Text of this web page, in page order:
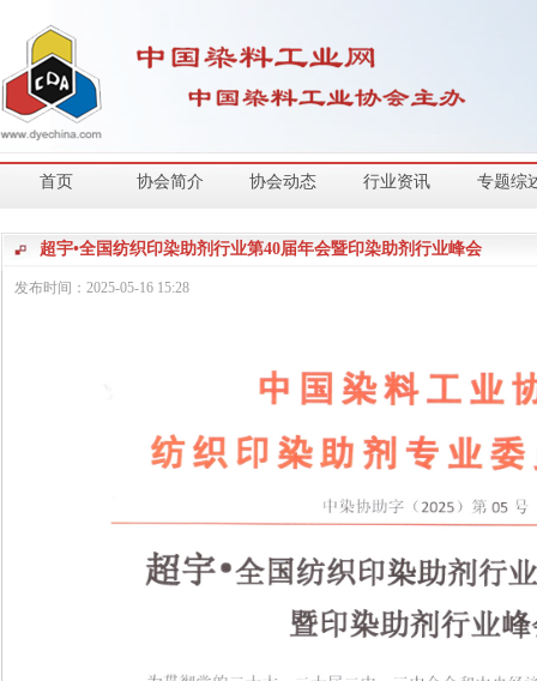
首页 协会简介 协会动态 行业资讯 专题综
超宇•全国纺织印染助剂行业第40届年会暨印染助剂行业峰会
发布时间： 2025-05-16 15:28